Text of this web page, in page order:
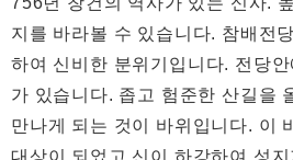
지를 바라볼 수 있습니다. 참배전
하여 신비한 분위기입니다. 전당
가 있습니다. 좁고 험준한 산길을
만나게 되는 것이 바위입니다. 이
대상이 되었고 신이 하강하여 성